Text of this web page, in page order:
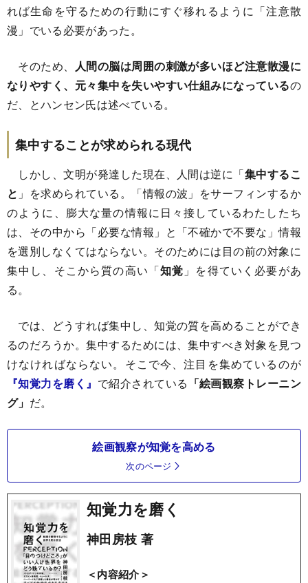
れば生命を守るための行動にすぐ移れるように「注意散
漫」でいる必要があった。
そのため、 人間の脳は周囲の刺激が多いほど注意散漫に
なりやすく、元々集中を失いやすい仕組みになっているの
だ、とハンセン氏は述べている。
集中することが求められる現代
しかし、文明が発達した現在、人間は逆に「集中するこ
と 」を求められている。「情報の波」をサーフィンするか
のように、膨大な量の情報に日々接しているわたしたち
は、その中から「必要な情報」と「不確かで不要な」情報
を選別しなくてはならない。そのためには目の前の対象に
集中し、そこから質の高い「知覚 」を得ていく必要があ
る。
では、どうすれば集中し、知覚の質を高めることができ
るのだろうか。集中するためには、集中すべき対象を見つ
けなければならない。そこで今、注目を集めているのが
『知覚力を磨く』 で紹介されている 「絵画観察トレーニン
グ」 だ。
絵画観察が知覚を高める
次のページ
知覚力を磨く
神田房枝 著
＜内容紹介＞